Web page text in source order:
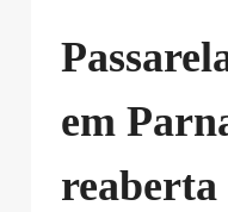
em
reaberta